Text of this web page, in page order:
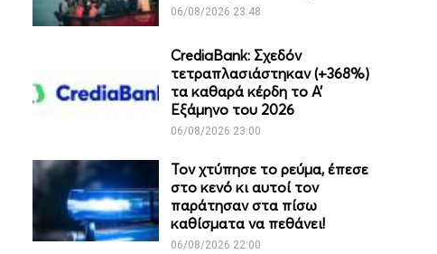
06/08/2026 23:48
CrediaBank: Σχεδόν
τετραπλασιάστηκαν (+368%)
τα καθαρά κέρδη το Α’
Εξάμηνο του 2026
06/08/2026 23:00
Τον χτύπησε το ρεύμα, έπεσε
στο κενό κι αυτοί τον
παράτησαν στα πίσω
καθίσματα να πεθάνει!
06/08/2026 22:00